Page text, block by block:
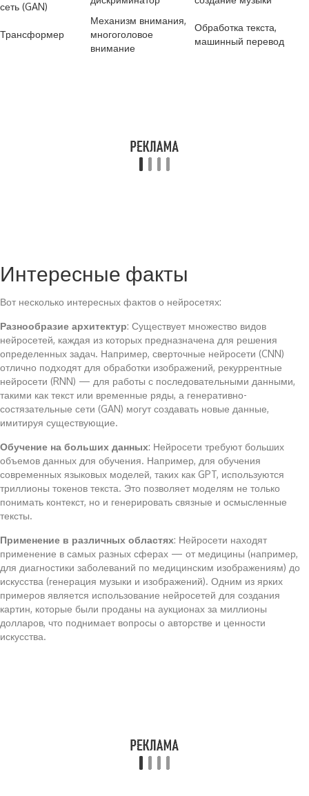
сеть (GAN)
Трансформер
Механизм внимания,
многоголовое
внимание
Обработка текста,
машинный перевод
Интересные факты
Вот несколько интересных фактов о нейросетях:
Разнообразие архитектур: Существует множество видов
нейросетей, каждая из которых предназначена для решения
определенных задач. Например, сверточные нейросети (CNN)
отлично подходят для обработки изображений, рекуррентные
нейросети (RNN) — для работы с последовательными данными,
такими как текст или временные ряды, а генеративно-
состязательные сети (GAN) могут создавать новые данные,
имитируя существующие.
Обучение на больших данных: Нейросети требуют больших
объемов данных для обучения. Например, для обучения
современных языковых моделей, таких как GPT, используются
триллионы токенов текста. Это позволяет моделям не только
понимать контекст, но и генерировать связные и осмысленные
тексты.
Применение в различных областях: Нейросети находят
применение в самых разных сферах — от медицины (например,
для диагностики заболеваний по медицинским изображениям) до
искусства (генерация музыки и изображений). Одним из ярких
примеров является использование нейросетей для создания
картин, которые были проданы на аукционах за миллионы
долларов, что поднимает вопросы о авторстве и ценности
искусства.